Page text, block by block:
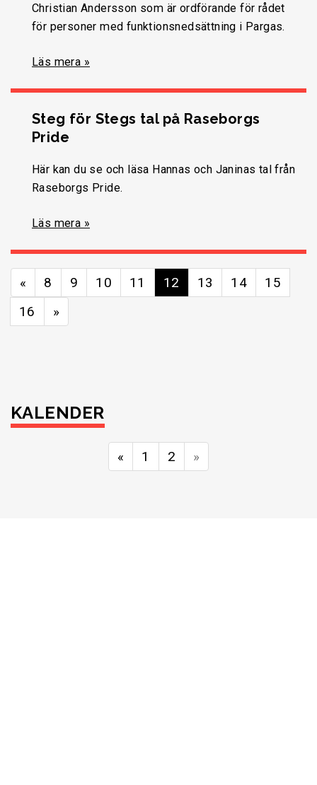
Christian Andersson som är ordförande för rådet
för personer med funktionsnedsättning i Pargas.
Läs mera »
Steg för Stegs tal på Raseborgs
Pride
Här kan du se och läsa Hannas och Janinas tal från
Raseborgs Pride.
Läs mera »
« 8 9 10 11 12 13 14
15
16
»
KALENDER
« 1 2 »